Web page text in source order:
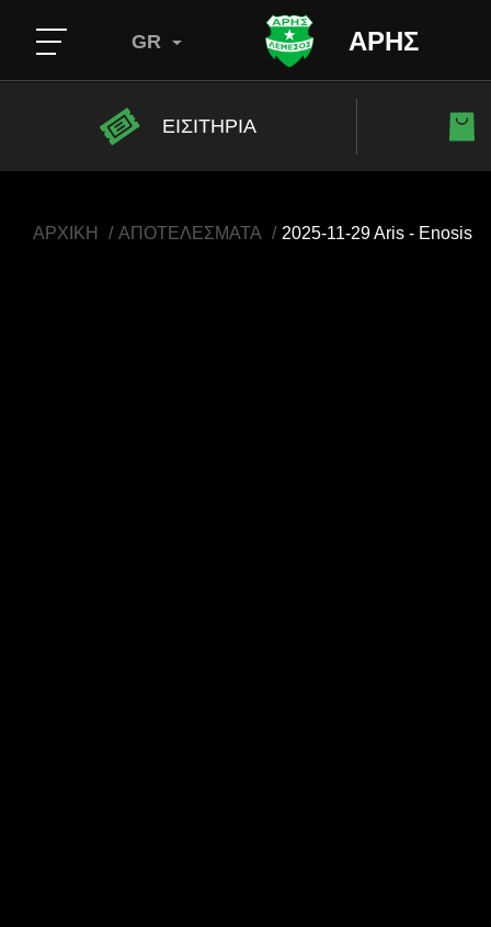
ΑΡΗΣ
GR
ΕΙΣΙΤΗΡΙΑ
ΑΡΧΙΚΗ ΑΠΟΤΕΛΕΣΜΑΤΑ 2025-11-29 Aris - Enosis